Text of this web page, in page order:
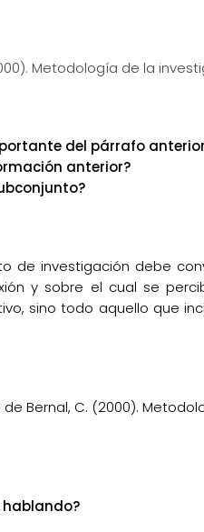
Metodología de la
del párrafo
anterior?
de investigación debe
y sobre el cual se
sino todo aquello que
Bernal, C. (2000).
hablando?